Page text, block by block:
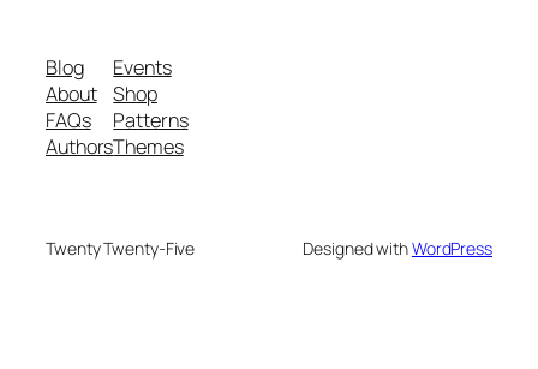
Blog
About
FAQs
Authors
Events
Shop
Patterns
Themes
Twenty Twenty-Five Designed withWordPress